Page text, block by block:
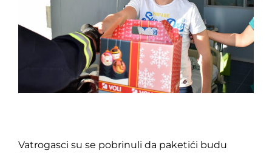
Vatrogasci su se pobrinuli da paketići budu